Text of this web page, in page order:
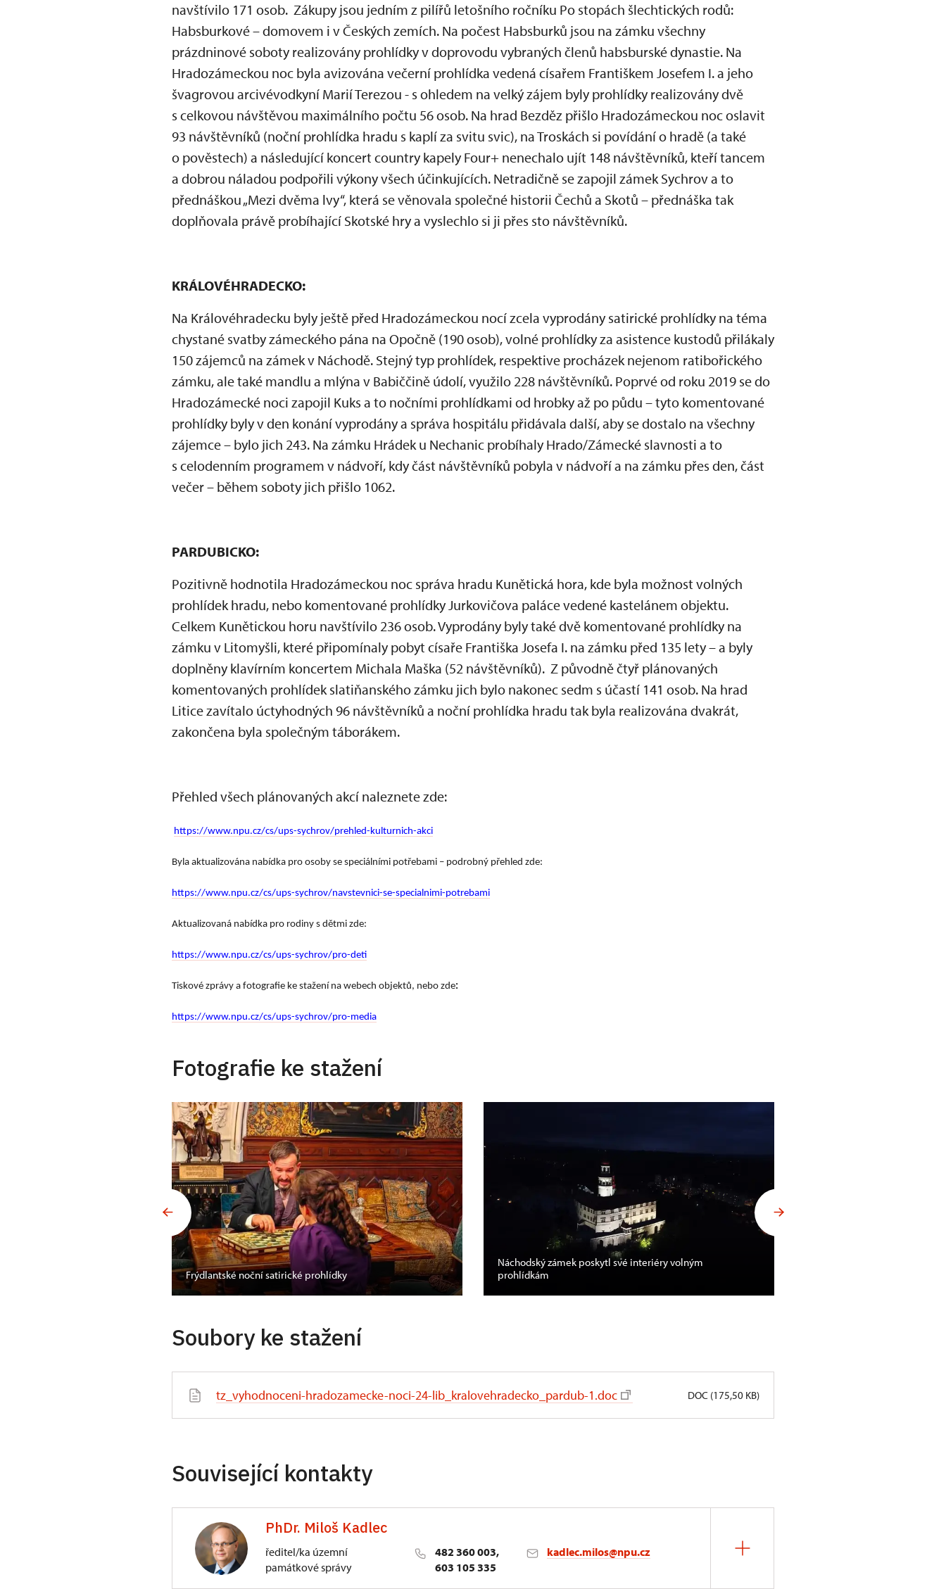
navštívilo 171 osob. Zákupy jsou jedním z pilířů letošního ročníku Po stopách šlechtických rodů:
Habsburkové – domovem i v Českých zemích. Na počest Habsburků jsou na zámku všechny
prázdninové soboty realizovány prohlídky v doprovodu vybraných členů habsburské dynastie. Na
Hradozámeckou noc byla avizována večerní prohlídka vedená císařem Františkem Josefem I. a jeho
švagrovou arcivévodkyní Marií Terezou - s ohledem na velký zájem byly prohlídky realizovány dvě
s celkovou návštěvou maximálního počtu 56 osob. Na hrad Bezděz přišlo Hradozámeckou noc oslavit
93 návštěvníků (noční prohlídka hradu s kaplí za svitu svic), na Troskách si povídání o hradě (a také
o pověstech) a následující koncert country kapely Four+ nenechalo ujít 148 návštěvníků, kteří tancem
a dobrou náladou podpořili výkony všech účinkujících. Netradičně se zapojil zámek Sychrov a to
přednáškou „Mezi dvěma lvy“, která se věnovala společné historii Čechů a Skotů – přednáška tak
doplňovala právě probíhající Skotské hry a vyslechlo si ji přes sto návštěvníků.
KRÁLOVÉHRADECKO:
Na Královéhradecku byly ještě před Hradozámeckou nocí zcela vyprodány satirické prohlídky na téma
chystané svatby zámeckého pána na Opočně (190 osob), volné prohlídky za asistence kustodů přilákaly
150 zájemců na zámek v Náchodě. Stejný typ prohlídek, respektive procházek nejenom ratibořického
zámku, ale také mandlu a mlýna v Babiččině údolí, využilo 228 návštěvníků. Poprvé od roku 2019 se do
Hradozámecké noci zapojil Kuks a to nočními prohlídkami od hrobky až po půdu – tyto komentované
prohlídky byly v den konání vyprodány a správa hospitálu přidávala další, aby se dostalo na všechny
zájemce – bylo jich 243. Na zámku Hrádek u Nechanic probíhaly Hrado/Zámecké slavnosti a to
s celodenním programem v nádvoří, kdy část návštěvníků pobyla v nádvoří a na zámku přes den, část
večer – během soboty jich přišlo 1062.
PARDUBICKO:
Pozitivně hodnotila Hradozámeckou noc správa hradu Kunětická hora, kde byla možnost volných
prohlídek hradu, nebo komentované prohlídky Jurkovičova paláce vedené kastelánem objektu.
Celkem Kunětickou horu navštívilo 236 osob. Vyprodány byly také dvě komentované prohlídky na
zámku v Litomyšli, které připomínaly pobyt císaře Františka Josefa I. na zámku před 135 lety – a byly
doplněny klavírním koncertem Michala Maška (52 návštěvníků). Z původně čtyř plánovaných
komentovaných prohlídek slatiňanského zámku jich bylo nakonec sedm s účastí 141 osob. Na hrad
Litice zavítalo úctyhodných 96 návštěvníků a noční prohlídka hradu tak byla realizována dvakrát,
zakončena byla společným táborákem.
Přehled všech plánovaných akcí naleznete zde:
https://www.npu.cz/cs/ups-sychrov/prehled-kulturnich-akci
Byla aktualizována nabídka pro osoby se speciálními potřebami – podrobný přehled zde:
https://www.npu.cz/cs/ups-sychrov/navstevnici-se-specialnimi-potrebami
Aktualizovaná nabídka pro rodiny s dětmi zde:
https://www.npu.cz/cs/ups-sychrov/pro-deti
Tiskové zprávy a fotografie ke stažení na webech objektů, nebo zde:
https://www.npu.cz/cs/ups-sychrov/pro-media
Fotografie ke stažení
Frýdlantské noční satirické prohlídky
Náchodský zámek poskytl své interiéry volným
prohlídkám
Soubory ke stažení
tz_vyhodnoceni-hradozamecke-noci-24-lib_kralovehradecko_pardub-1.doc DOC (175,50 KB)
Související kontakty
PhDr. Miloš Kadlec
ředitel/ka územní
památkové správy
482 360 003,
603 105 335
kadlec.milos@npu.cz